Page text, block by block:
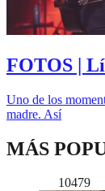
FOTOS |
Uno de los
madre. Así
MÁS
10479